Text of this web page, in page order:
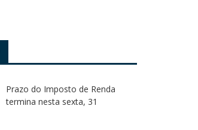
Arujá Carrossel
Centro TEA Arujá será
seminário sobre Autismo
Prazo do Imposto de Renda
termina nesta sexta, 31